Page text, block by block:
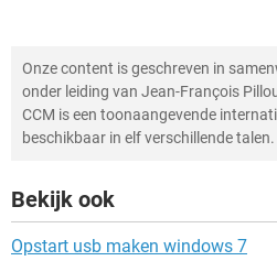
Onze content is geschreven in
onder leiding van Jean-François
CCM is een toonaangevende
beschikbaar in elf verschillende talen.
Bekijk ook
Opstart usb maken windows 7